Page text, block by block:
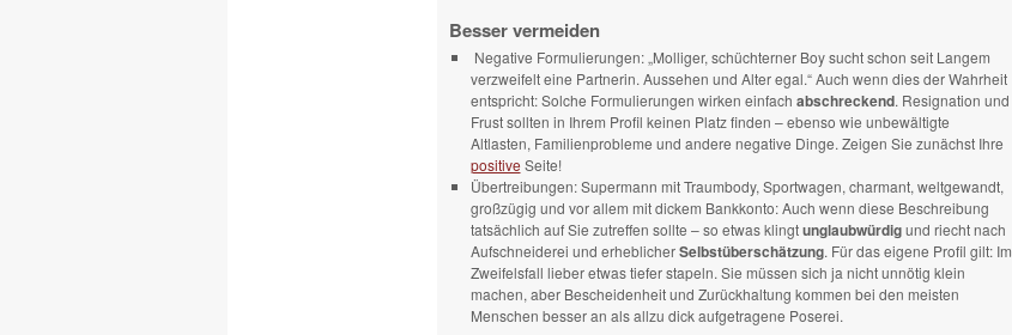
Besser vermeiden
Negative Formulierungen: „Molliger, schüchterner Boy sucht schon seit Langem
verzweifelt eine Partnerin. Aussehen und Alter egal.“ Auch wenn dies der Wahrheit
entspricht: Solche Formulierungen wirken einfach abschreckend. Resignation und
Frust sollten in Ihrem Profil keinen Platz finden – ebenso wie unbewältigte
Altlasten, Familienprobleme und andere negative Dinge. Zeigen Sie zunächst Ihre
positive Seite!
Übertreibungen: Supermann mit Traumbody, Sportwagen, charmant, weltgewandt,
großzügig und vor allem mit dickem Bankkonto: Auch wenn diese Beschreibung
tatsächlich auf Sie zutreffen sollte – so etwas klingtunglaubwürdigund riecht nach
Aufschneiderei und erheblicherSelbstüberschätzung. Für das eigene Profil gilt: Im
Zweifelsfall lieber etwas tiefer stapeln. Sie müssen sich ja nicht unnötig klein
machen, aber Bescheidenheit und Zurückhaltung kommen bei den meisten
Menschen besser an als allzu dick aufgetragene Poserei.